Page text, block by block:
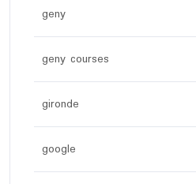
geny
geny courses
gironde
google